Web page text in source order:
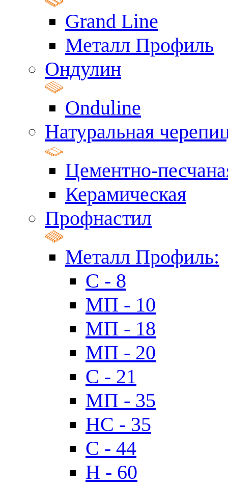
Grand Line
Металл Профиль
Ондулин
Onduline
Натуральная
Цементно-
Керамическая
Профнастил
Металл Профиль:
C - 8
МП - 10
МП - 18
МП - 20
C - 21
МП - 35
HC - 35
C - 44
H - 60